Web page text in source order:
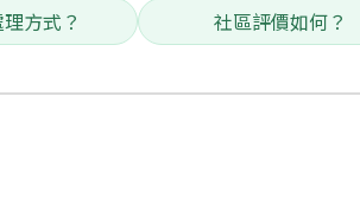
方式？ 社區評價如何？